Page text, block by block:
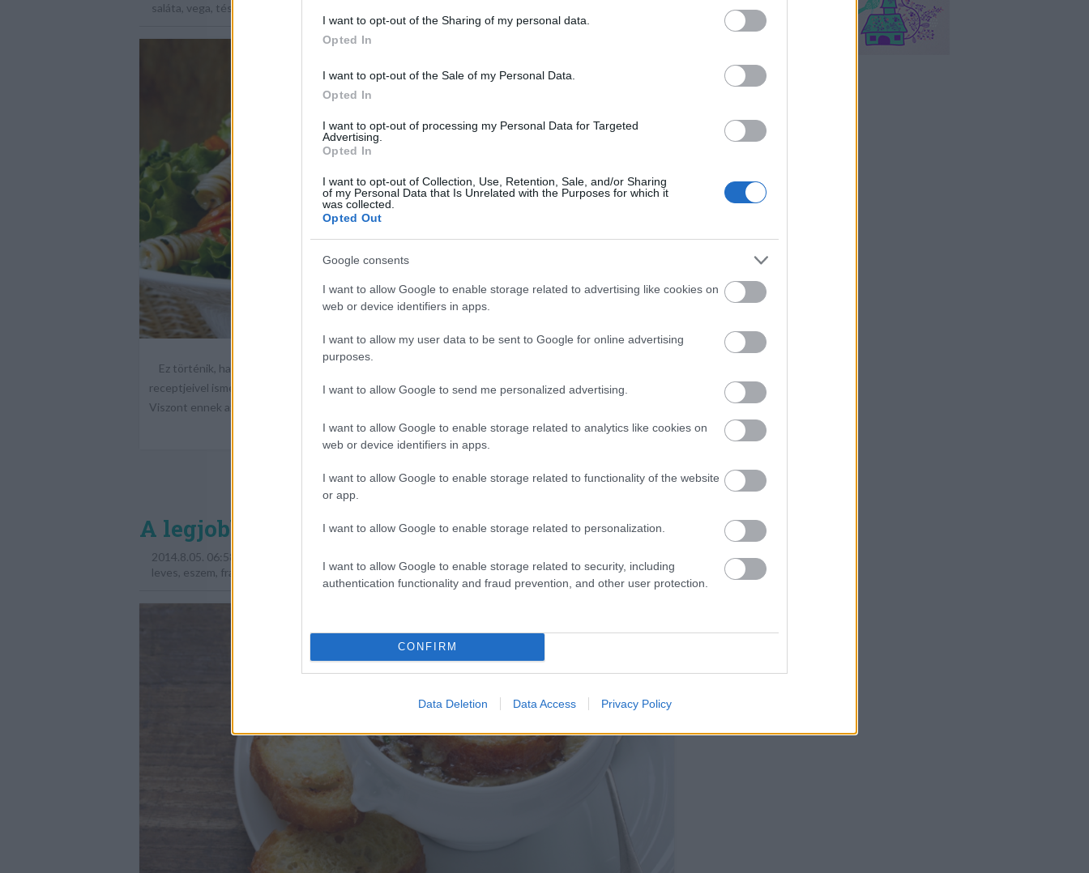
I want to opt-out of the Sharing of my personal data.
Opted In
I want to opt-out of the Sale of my Personal Data.
Opted In
I want to opt-out of processing my Personal Data for Targeted
Advertising.
Opted In
I want to opt-out of Collection, Use, Retention, Sale, and/or Sharing
of my Personal Data that Is Unrelated with the Purposes for which it
was collected.
Opted Out
Google consents
I want to allow Google to enable storage related to advertising like cookies on
web or device identifiers in apps.
I want to allow my user data to be sent to Google for online advertising
purposes.
I want to allow Google to send me personalized advertising.
I want to allow Google to enable storage related to analytics like cookies on
web or device identifiers in apps.
I want to allow Google to enable storage related to functionality of the website
or app.
I want to allow Google to enable storage related to personalization.
I want to allow Google to enable storage related to security, including
authentication functionality and fraud prevention, and other user protection.
CONFIRM
Data Deletion Data Access Privacy Policy
saláta vega tészta
Ez történik, ha egy indiai séf beszabadul egy francia konyhába. Még mindig Az élet ízei című film
receptjeivel ismerkedünk: talán ez a tésztasaláta az egyetlen, ami hordoz egy-két valódi indiai csavart.
Viszont ennek az elkészítéséhez is megjött a kedvem: szerintem nagyon jó, előre…
Tovább
A legjobb ebéd az esős nyárban
2014.8.05. 06:58
leves eszem francia hagymaleves , Az élet ízei